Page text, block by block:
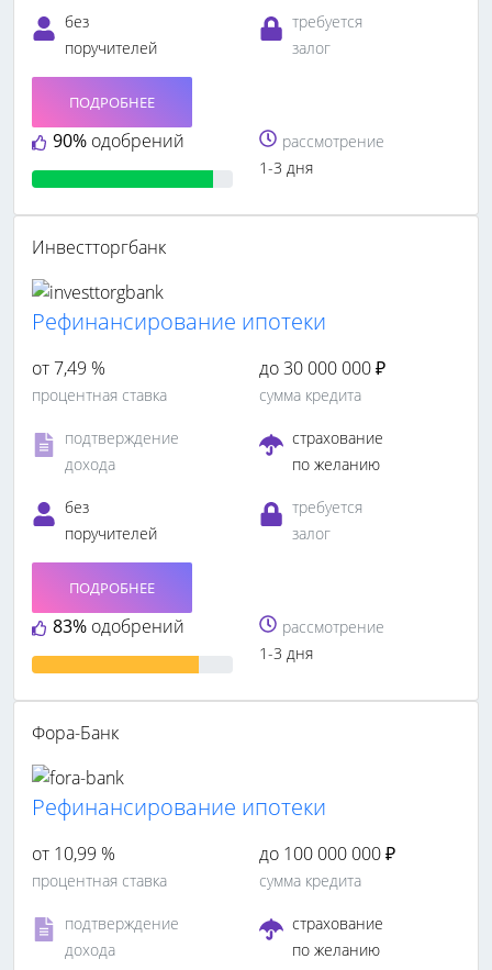
без
поручителей
требуется
залог
90% одобрений
ПОДРОБНЕЕ
рассмотрение
1-3 дня
Инвестторгбанк
Рефинансирование ипотеки
от 7,49 %
процентная ставка
до 30 000 000 ₽
сумма кредита
подтверждение
дохода
страхование
по желанию
без
поручителей
требуется
залог
83% одобрений
ПОДРОБНЕЕ
рассмотрение
1-3 дня
Фора-Банк
Рефинансирование ипотеки
от 10,99 %
процентная ставка
до 100 000 000 ₽
сумма кредита
подтверждение
дохода
страхование
по желанию